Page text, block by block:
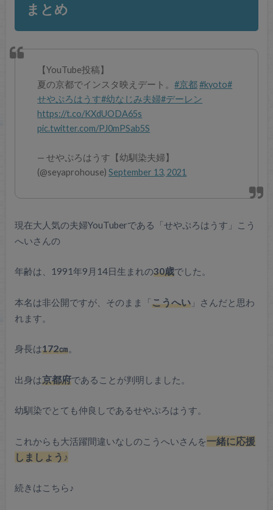
まとめ
【YouTube投稿】
夏の京都でインスタ映えデート。#京都#kyoto#
せやぷろはうす#幼なじみ夫婦#デーレン
https://t.co/KXdUODA65s
pic.twitter.com/PJ0mPSab5S
— せやぷろはうす【幼馴染夫婦】
(@seyaprohouse)September 13, 2021
現在大人気の夫婦YouTuberである「せやぷろはうす」こう
へいさんの
年齢は、1991年9月14日生まれの30歳でした。
本名は非公開ですが、そのまま「こうへい」さんだと思わ
れます。
身長は172㎝。
出身は京都府であることが判明しました。
幼馴染でとても仲良しであるせやぷろはうす。
これからも大活躍間違いなしのこうへいさんを一緒に応援
しましょう♪
続きはこちら♪